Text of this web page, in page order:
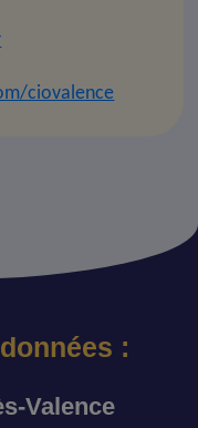
ciovalence
:
Valence